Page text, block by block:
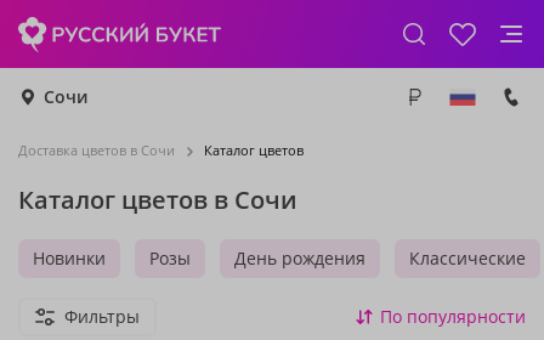
Сочи
Доставка цветов в Сочи Каталог цветов
Каталог цветов в Сочи
Новинки Розы День рождения Классические
Фильтры По популярности